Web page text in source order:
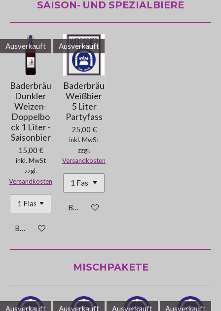
SAISON- UND SPEZIALBIERE
Ausverkauft
Baderbräu
Dunkler
Weizen-
Doppelbo
ck 1 Liter -
Saisonbier
15,00 €
inkl. MwSt
zzgl.
Versandkosten
Bei Verfügbarkeit benachrichtigen
Ausverkauft
Baderbräu
Weißbier
5 Liter
Partyfass
25,00 €
inkl. MwSt
zzgl.
Versandkosten
Bei Verfügbarkeit benachrichtigen
MISCHPAKETE
Ausverkauft Ausverkauft Ausverkauft Ausverkauft